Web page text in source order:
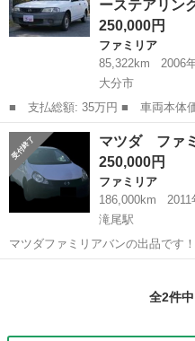
ーステアリ
250,000円
ファミリア
85,322km
2006
大分市
■ 支払総額: 35万円 ■ 車両本体価格： 250,000 円 ■ メーカー
名： マツダ ■ 車種名： ファ
Ｘ エアコン パワーステアリン
グ ラジオ キーレス...
大分 大分市 ファミリア
マツダ ファ
250,000円
ファミリア
186,000km
2011
滝尾駅
マツダファミリアバンの出品で
キロ 車検 6年3月 ４ナンバー 不具合などなく調子はいいです！ 車両
全2件